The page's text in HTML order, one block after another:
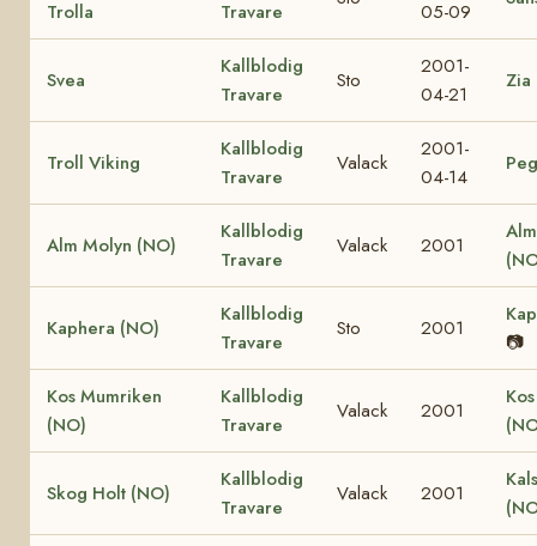
Trolla Travare 05-09
Svea
Kallblodig
Travare
Sto
2001-
04-21
Zia
Troll Viking
Kallblodig
Travare
Valack
2001-
04-14
Alm Molyn (NO)
Kallblodig
Travare
Valack 2001
Kaphera (NO)
Kallblodig
Travare
Sto 2001
📷
Kos Mumriken
(NO)
Kallblodig
Travare
Valack 2001
Skog Holt (NO)
Kallblodig
Travare
Valack 2001